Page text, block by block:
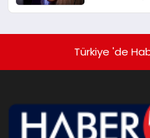
Türkiye 'de